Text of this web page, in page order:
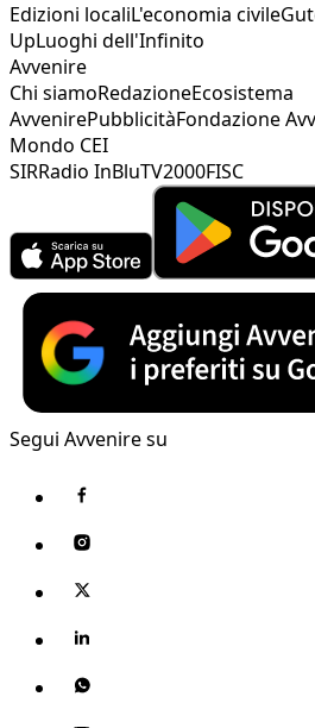
Edizioni localiL'economia civile
UpLuoghi dell'Infinito
Avvenire
Chi siamoRedazioneEcosistema
AvvenirePubblicitàFondazione
Mondo CEI
SIRRadio InBluTV2000FISC
Segui Avvenire su